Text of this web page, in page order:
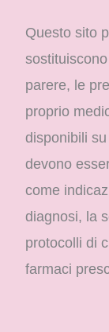
Questo sito
parere, le
proprio
disponibili
devono
come
diagnosi, la
protocolli di
farmaci